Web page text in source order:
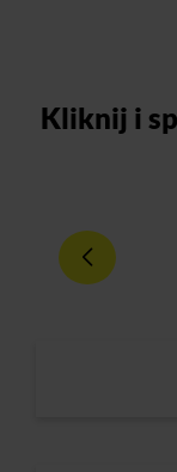
Kliknij i